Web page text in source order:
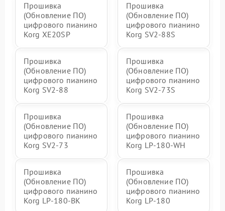
Прошивка
(Обновление ПО)
цифрового пианино
Korg XE20SP
Прошивка
(Обновление ПО)
цифрового пианино
Korg SV2-88S
Прошивка
(Обновление ПО)
цифрового пианино
Korg SV2-88
Прошивка
(Обновление ПО)
цифрового пианино
Korg SV2-73S
Прошивка
(Обновление ПО)
цифрового пианино
Korg SV2-73
Прошивка
(Обновление ПО)
цифрового пианино
Korg LP-180-WH
Прошивка
(Обновление ПО)
цифрового пианино
Korg LP-180-BK
Прошивка
(Обновление ПО)
цифрового пианино
Korg LP-180